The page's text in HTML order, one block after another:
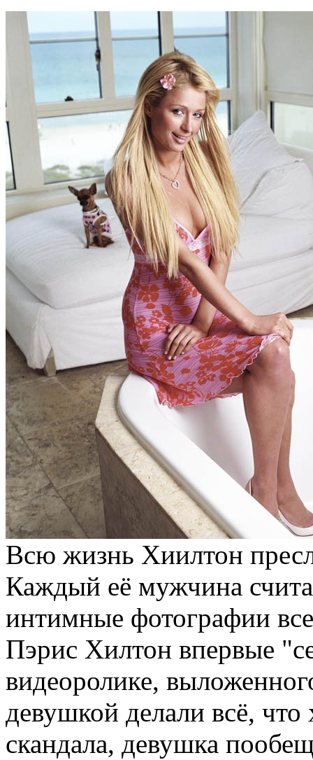
Всю жизнь Хиилтон
Каждый её мужчина
интимные фотографии
Пэрис Хилтон впервые
видеоролике,
девушкой делали всё, что
скандала, девушка